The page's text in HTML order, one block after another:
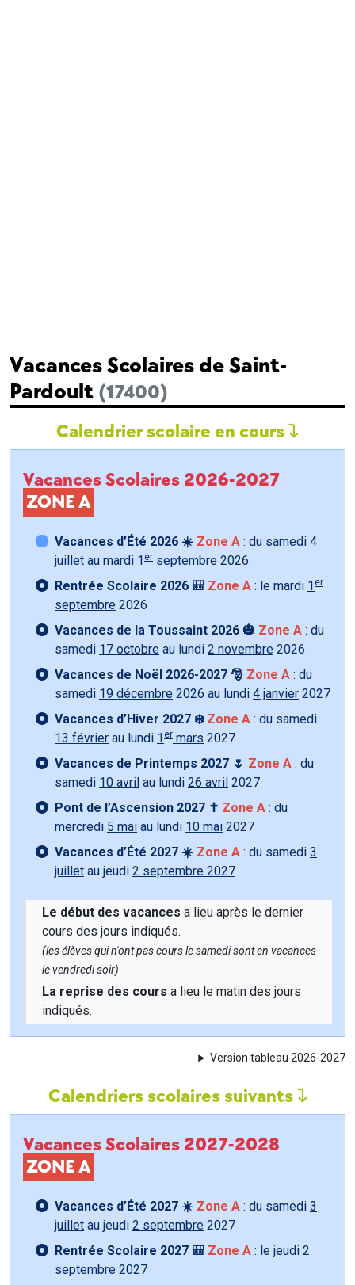
Vacances Scolaires de Saint-
Pardoult (17400)
Calendrier scolaire en cours
Vacances Scolaires 2026-2027
ZONE A
Vacances d’Été 2026 ☀️ Zone A : du samedi 4
juillet au mardi 1 er septembre 2026
Rentrée Scolaire 2026 🎒 Zone A : le mardi 1 er
septembre 2026
Vacances de la Toussaint 2026 🎃 Zone A : du
samedi 17 octobre au lundi 2 novembre 2026
Vacances de Noël 2026-2027 🎅 Zone A : du
samedi 19 décembre 2026 au lundi 4 janvier 2027
Vacances d’Hiver 2027 ❄️ Zone A : du samedi
13 février au lundi 1 er mars 2027
Vacances de Printemps 2027 🌷 Zone A : du
samedi 10 avril au lundi 26 avril 2027
Pont de l’Ascension 2027 ✝️ Zone A : du
mercredi 5 mai au lundi 10 mai 2027
Vacances d’Été 2027 ☀️ Zone A : du samedi 3
juillet au jeudi 2 septembre 2027
Le début des vacances a lieu après le dernier
cours des jours indiqués.
(les élèves qui n'ont pas cours le samedi sont en vacances
le vendredi soir)
La reprise des cours a lieu le matin des jours
indiqués.
Version tableau 2026-2027
Calendriers scolaires suivants
Vacances Scolaires 2027-2028
ZONE A
Vacances d’Été 2027 ☀️ Zone A : du samedi 3
juillet au jeudi 2 septembre 2027
Rentrée Scolaire 2027 🎒 Zone A : le jeudi 2
septembre 2027